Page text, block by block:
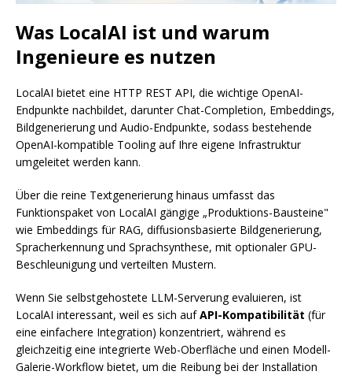
Was LocalAI ist und warum
Ingenieure es nutzen
LocalAI bietet eine HTTP REST API, die wichtige OpenAI-
Endpunkte nachbildet, darunter Chat-Completion, Embeddings,
Bildgenerierung und Audio-Endpunkte, sodass bestehende
OpenAI-kompatible Tooling auf Ihre eigene Infrastruktur
umgeleitet werden kann.
Über die reine Textgenerierung hinaus umfasst das
Funktionspaket von LocalAI gängige „Produktions-Bausteine"
wie Embeddings für RAG, diffusionsbasierte Bildgenerierung,
Spracherkennung und Sprachsynthese, mit optionaler GPU-
Beschleunigung und verteilten Mustern.
Wenn Sie selbstgehostete LLM-Serverung evaluieren, ist
LocalAI interessant, weil es sich aufAPI-Kompatibilität (für
eine einfachere Integration) konzentriert, während es
gleichzeitig eine integrierte Web-Oberfläche und einen Modell-
Galerie-Workflow bietet, um die Reibung bei der Installation